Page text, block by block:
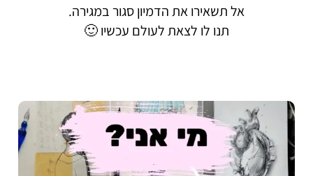
אל תשאירו את הדמיון סגור במגירה.
תנו לו לצאת לעולם עכשיו 🙂